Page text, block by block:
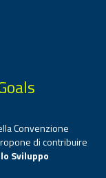
Convenzione
di contribuire
Sviluppo